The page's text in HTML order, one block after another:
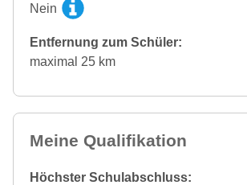
Nein
Entfernung zum Schüler:
maximal 25 km
Meine Qualifikation
Höchster Schulabschluss: